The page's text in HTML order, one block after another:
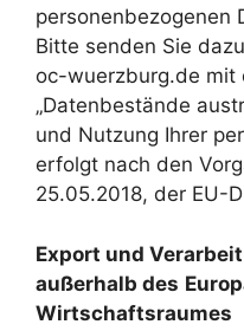
personenbezogenen
Bitte senden Sie
oc-wuerzburg.de mit
„Datenbestände
und Nutzung Ihrer
erfolgt nach den
25.05.2018, der EU-
Export und
außerhalb des
Wirtschaftsraumes